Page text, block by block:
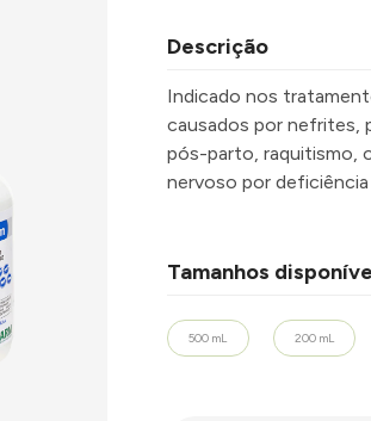
Descrição
Indicado nos
causados por nefrites,
pós-parto, raquitismo,
nervoso por
Tamanhos
500 mL 200 mL